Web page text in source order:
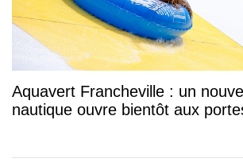
Aquavert Francheville : un
nautique ouvre bientôt aux